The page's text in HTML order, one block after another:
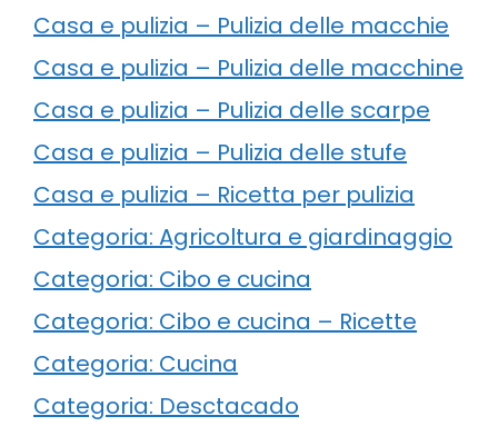
Casa e pulizia – Pulizia delle macchie
Casa e pulizia – Pulizia delle macchine
Casa e pulizia – Pulizia delle scarpe
Casa e pulizia – Pulizia delle stufe
Casa e pulizia – Ricetta per pulizia
Categoria: Agricoltura e giardinaggio
Categoria: Cibo e cucina
Categoria: Cibo e cucina – Ricette
Categoria: Cucina
Categoria: Desctacado